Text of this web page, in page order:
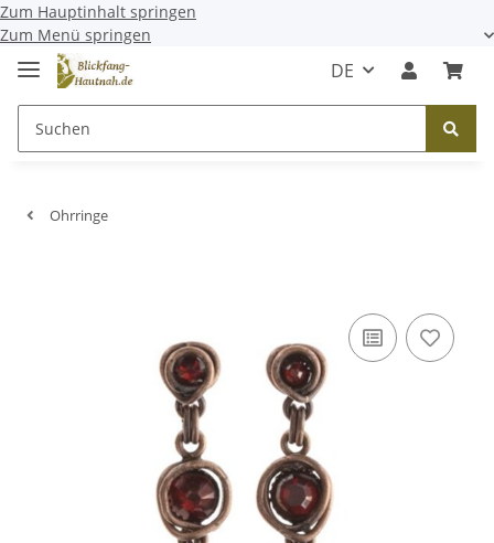
Zum Hauptinhalt springen
Zum Menü springen
DE
Ohrringe